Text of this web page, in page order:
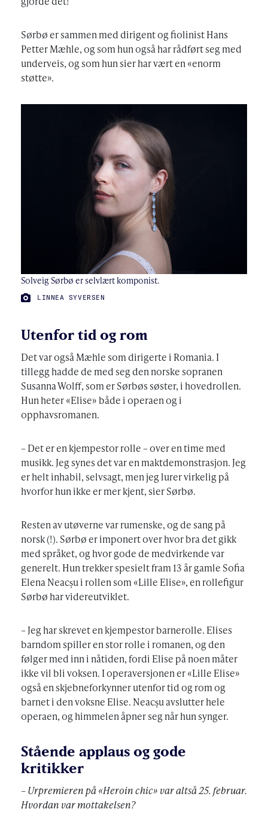
Sørbø er sammen med dirigent og fiolinist Hans
Petter Mæhle, og som hun også har rådført seg med
underveis, og som hun sier har vært en «enorm
støtte».
Solveig Sørbø er selvlært komponist.
FOTO:
LINNEA SYVERSEN
Utenfor tid og rom
Det var også Mæhle som dirigerte i Romania. I
tillegg hadde de med seg den norske sopranen
Susanna Wolff, som er Sørbøs søster, i hovedrollen.
Hun heter «Elise» både i operaen og i
opphavsromanen.
– Det er en kjempestor rolle – over en time med
musikk. Jeg synes det var en maktdemonstrasjon. Jeg
er helt inhabil, selvsagt, men jeg lurer virkelig på
hvorfor hun ikke er mer kjent, sier Sørbø.
Resten av utøverne var rumenske, og de sang på
norsk (!). Sørbø er imponert over hvor bra det gikk
med språket, og hvor gode de medvirkende var
generelt. Hun trekker spesielt fram 13 år gamle Sofia
Elena Neacșu i rollen som «Lille Elise», en rollefigur
Sørbø har videreutviklet.
– Jeg har skrevet en kjempestor barnerolle. Elises
barndom spiller en stor rolle i romanen, og den
følger med inn i nåtiden, fordi Elise på noen måter
ikke vil bli voksen. I operaversjonen er «Lille Elise»
også en skjebneforkynner utenfor tid og rom og
barnet i den voksne Elise. Neacșu avslutter hele
operaen, og himmelen åpner seg når hun synger.
Stående applaus og gode
kritikker
– Urpremieren på «Heroin chic» var altså 25. februar.
Hvordan var mottakelsen?